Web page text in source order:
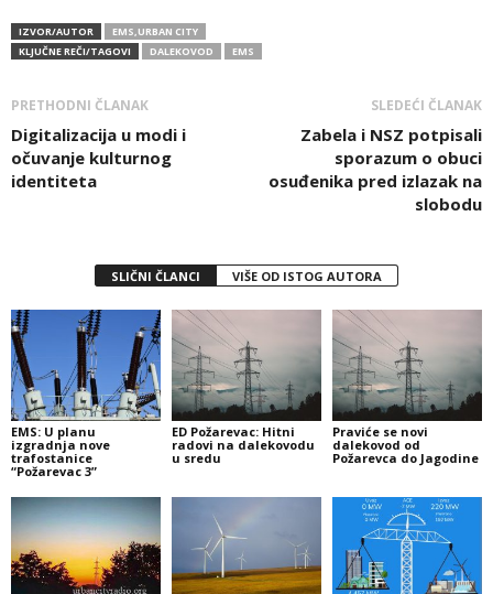
IZVOR/AUTOR
EMS,URBAN CITY
KLJUČNE REČI/TAGOVI
DALEKOVOD EMS
PRETHODNI ČLANAK
Digitalizacija u modi i
očuvanje kulturnog
identiteta
SLEDEĆI ČLANAK
Zabela i NSZ potpisali
sporazum o obuci
osuđenika pred izlazak na
slobodu
SLIČNI ČLANCI VIŠE OD ISTOG AUTORA
EMS: U planu
izgradnja nove
trafostanice
“Požarevac 3”
ED Požarevac: Hitni
radovi na dalekovodu
u sredu
Praviće se novi
dalekovod od
Požarevca do Jagodine